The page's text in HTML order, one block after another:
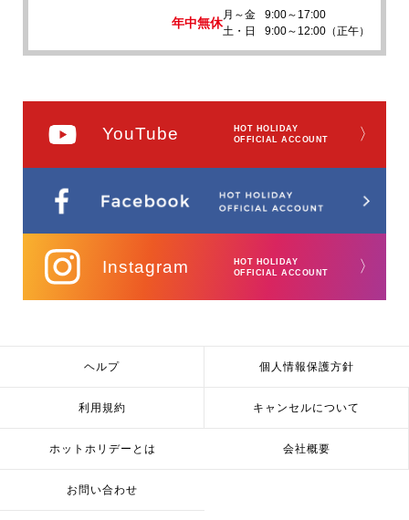
年中無休
月～金
9:00～17:00
土・日
9:00～12:00（正午）
YouTube
HOT HOLIDAY
OFFICIAL ACCOUNT
〉
Instagram
HOT HOLIDAY
OFFICIAL ACCOUNT
〉
ヘルプ 個人情報保護方針
利用規約 キャンセルについて
ホットホリデーとは 会社概要
お問い合わせ